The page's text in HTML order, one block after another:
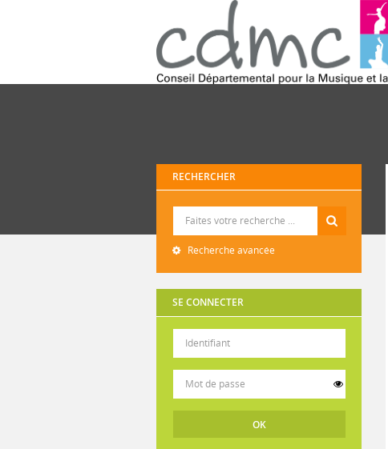
RECHERCHER
Recherche avancée
SE CONNECTER